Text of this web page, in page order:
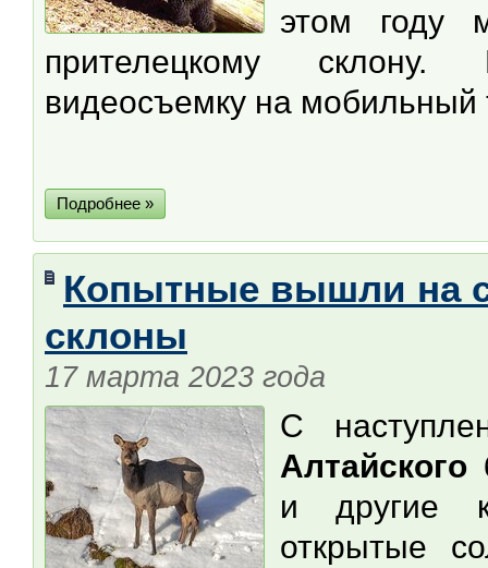
этом году
прителецкому склону.
видеосъемку на
Подробнее »
Копытные вышли на
склоны
17 марта 2023 года
С
Алтайского
и другие
открытые